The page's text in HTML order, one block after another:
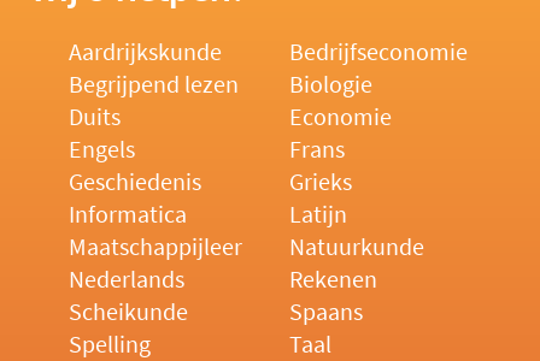
Aardrijkskunde
Bedrijfseconomie
Begrijpend lezen
Biologie
Duits
Economie
Engels
Frans
Geschiedenis
Grieks
Informatica
Latijn
Maatschappijleer
Natuurkunde
Nederlands
Rekenen
Scheikunde
Spaans
Spelling
Taal